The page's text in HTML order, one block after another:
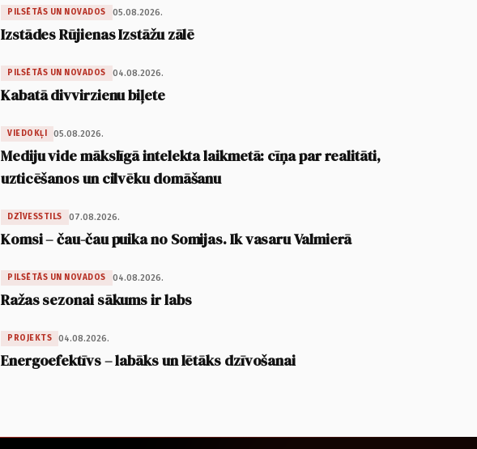
PILSĒTĀS UN NOVADOS 05.08.2026.
Izstādes Rūjienas Izstāžu zālē
PILSĒTĀS UN NOVADOS 04.08.2026.
Kabatā divvirzienu biļete
VIEDOKĻI 05.08.2026.
Mediju vide mākslīgā intelekta laikmetā: cīņa par realitāti,
uzticēšanos un cilvēku domāšanu
DZĪVESSTILS 07.08.2026.
Komsi – čau-čau puika no Somijas. Ik vasaru Valmierā
PILSĒTĀS UN NOVADOS 04.08.2026.
Ražas sezonai sākums ir labs
PROJEKTS 04.08.2026.
Energoefektīvs – labāks un lētāks dzīvošanai